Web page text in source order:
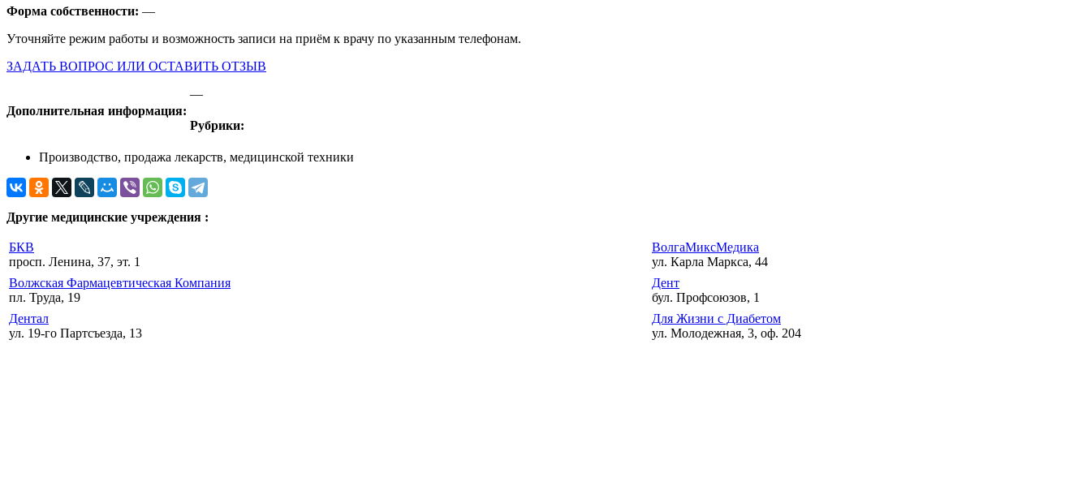
Форма собственности: —
Уточняйте режим работы и возможность записи на приём к врачу по указанным телефонам.
ЗАДАТЬ ВОПРОС ИЛИ ОСТАВИТЬ ОТЗЫВ
Дополнительная информация:
—
Рубрики:
Производство, продажа лекарств, медицинской техники
Другие медицинские учреждения :
БКВ
просп. Ленина, 37, эт. 1
ВолгаМиксМедика
ул. Карла Маркса, 44
Волжская Фармацевтическая Компания
пл. Труда, 19
Дент
бул. Профсоюзов, 1
Дентал
ул. 19-го Партсъезда, 13
Для Жизни с Диабетом
ул. Молодежная, 3, оф. 204